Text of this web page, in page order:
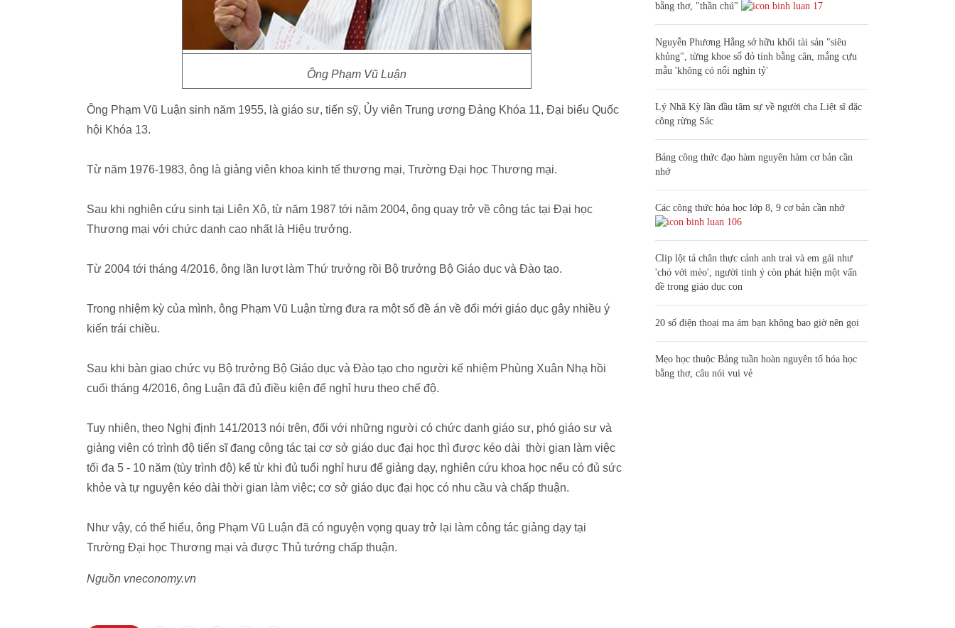
Ông Phạm Vũ Luận
Ông Phạm Vũ Luận sinh năm 1955, là giáo sư, tiến sỹ, Ủy viên Trung ương Đảng Khóa 11, Đại biểu Quốc
hội Khóa 13.
Từ năm 1976-1983, ông là giảng viên khoa kinh tế thương mại, Trường Đại học Thương mại.
Sau khi nghiên cứu sinh tại Liên Xô, từ năm 1987 tới năm 2004, ông quay trở về công tác tại Đại học
Thương mại với chức danh cao nhất là Hiệu trưởng.
Từ 2004 tới tháng 4/2016, ông lần lượt làm Thứ trưởng rồi Bộ trưởng Bộ Giáo dục và Đào tạo.
Trong nhiệm kỳ của mình, ông Phạm Vũ Luận từng đưa ra một số đề án về đổi mới giáo dục gây nhiều ý
kiến trái chiều.
Sau khi bàn giao chức vụ Bộ trưởng Bộ Giáo dục và Đào tạo cho người kế nhiệm Phùng Xuân Nhạ hồi
cuối tháng 4/2016, ông Luận đã đủ điều kiện để nghỉ hưu theo chế độ.
Tuy nhiên, theo Nghị định 141/2013 nói trên, đối với những người có chức danh giáo sư, phó giáo sư và
giảng viên có trình độ tiến sĩ đang công tác tại cơ sở giáo dục đại học thì được kéo dài thời gian làm việc
tối đa 5 - 10 năm (tùy trình độ) kể từ khi đủ tuổi nghỉ hưu để giảng dạy, nghiên cứu khoa học nếu có đủ sức
khỏe và tự nguyện kéo dài thời gian làm việc; cơ sở giáo dục đại học có nhu cầu và chấp thuận.
Như vậy, có thể hiểu, ông Phạm Vũ Luận đã có nguyện vọng quay trở lại làm công tác giảng dạy tại
Trường Đại học Thương mại và được Thủ tướng chấp thuận.
Nguồn vneconomy.vn
bằng thơ, "thần chú"
17
Nguyễn Phương Hằng sở hữu khối tài sản "siêu
khủng", từng khoe sổ đỏ tính bằng cân, mắng cựu
mẫu 'không có nổi nghìn tỷ'
Lý Nhã Kỳ lần đầu tâm sự về người cha Liệt sĩ đặc
công rừng Sác
Bảng công thức đạo hàm nguyên hàm cơ bản cần
nhớ
Các công thức hóa học lớp 8, 9 cơ bản cần nhớ
106
Clip lột tả chân thực cảnh anh trai và em gái như
'chó với mèo', người tinh ý còn phát hiện một vấn
đề trong giáo dục con
20 số điện thoại ma ám bạn không bao giờ nên gọi
Mẹo học thuộc Bảng tuần hoàn nguyên tố hóa học
bằng thơ, câu nói vui vẻ